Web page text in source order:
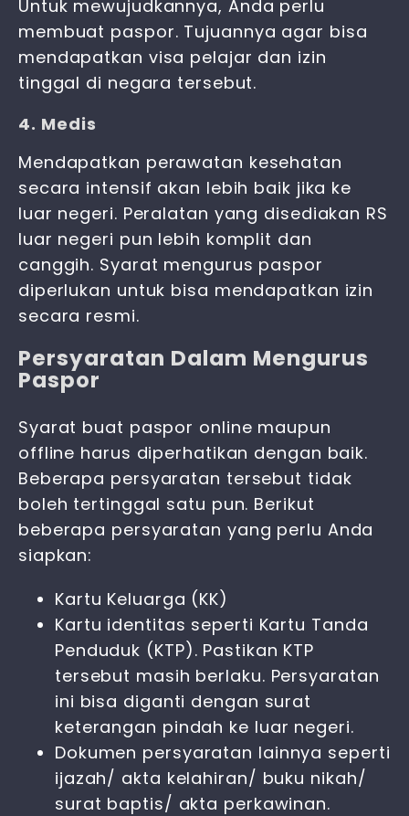
Untuk mewujudkannya, Anda perlu
membuat paspor. Tujuannya agar bisa
mendapatkan visa pelajar dan izin
tinggal di negara tersebut.
4. Medis
Mendapatkan perawatan kesehatan
secara intensif akan lebih baik jika ke
luar negeri. Peralatan yang disediakan RS
luar negeri pun lebih komplit dan
canggih. Syarat mengurus paspor
diperlukan untuk bisa mendapatkan izin
secara resmi.
Persyaratan Dalam Mengurus
Paspor
Syarat buat paspor online maupun
offline harus diperhatikan dengan baik.
Beberapa persyaratan tersebut tidak
boleh tertinggal satu pun. Berikut
beberapa persyaratan yang perlu Anda
siapkan:
Kartu Keluarga (KK)
Kartu identitas seperti Kartu Tanda
Penduduk (KTP). Pastikan KTP
tersebut masih berlaku. Persyaratan
ini bisa diganti dengan surat
keterangan pindah ke luar negeri.
Dokumen persyaratan lainnya seperti
ijazah/ akta kelahiran/ buku nikah/
surat baptis/ akta perkawinan.